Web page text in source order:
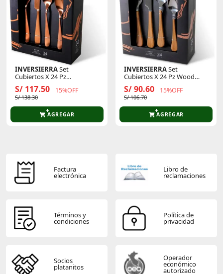
INVERSIERRASet
Cubiertos X 24 Pz
Cooper32100049invs
S/ 117.50 15%OFF
S/ 138.30
AGREGAR
INVERSIERRASet
Cubiertos X 24 Pz Wood
32100005invs
S/ 90.60 15%OFF
S/ 106.70
AGREGAR
Factura
electrónica
Libro de
reclamaciones
Términos y
condiciones
Política de
privacidad
Socios
platanitos
Operador
económico
autorizado